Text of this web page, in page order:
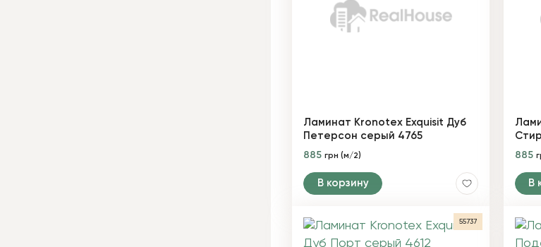
Ламинат Kronotex Exquisit Дуб
Петерсон серый 4765
885 грн (м/2)
В корзину
885
В
55737